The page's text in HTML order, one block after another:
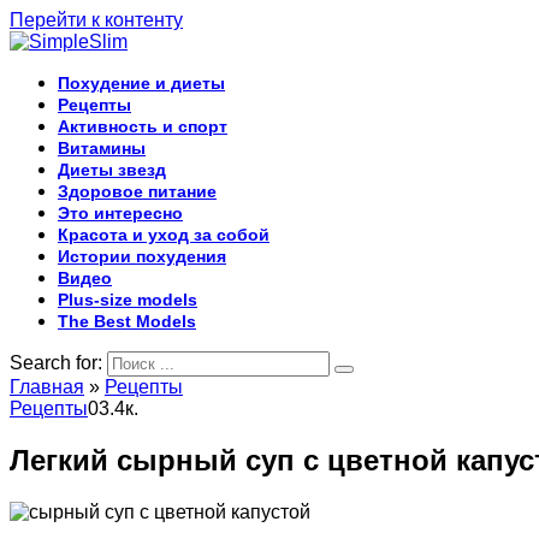
Перейти к контенту
Похудение и диеты
Рецепты
Активность и спорт
Витамины
Диеты звезд
Здоровое питание
Это интересно
Красота и уход за собой
Истории похудения
Видео
Plus-size models
The Best Models
Search for:
Главная » Рецепты
Рецепты03.4к.
Легкий сырный суп с цветной